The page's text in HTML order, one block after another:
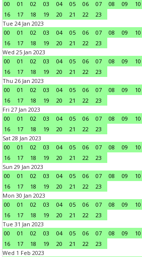
00
01 02 03 04 05 06 07 08 09 10
16
17 18 19 20 21 22
23
Tue 24 Jan 2023
00
01 02 03 04 05 06 07 08 09 10
16
17 18 19 20 21 22
23
Wed 25 Jan 2023
00
01 02 03 04 05 06 07 08 09 10
16
17 18 19 20 21 22
23
Thu 26 Jan 2023
00
01 02 03 04 05 06 07 08 09 10
16
17 18 19 20 21 22
23
Fri 27 Jan 2023
00
01 02 03 04 05 06 07 08 09 10
16
17 18 19 20 21 22
23
Sat 28 Jan 2023
00
01 02 03 04 05 06 07 08 09 10
16
17 18 19 20 21 22
23
Sun 29 Jan 2023
00
01 02 03 04 05 06 07 08 09 10
16
17 18 19 20 21 22
23
Mon 30 Jan 2023
00
01 02 03 04 05 06 07 08 09 10
16
17 18 19 20 21 22
23
Tue 31 Jan 2023
00
01 02 03 04 05 06 07 08 09 10
16
17 18 19 20 21 22
23
Wed 1 Feb 2023